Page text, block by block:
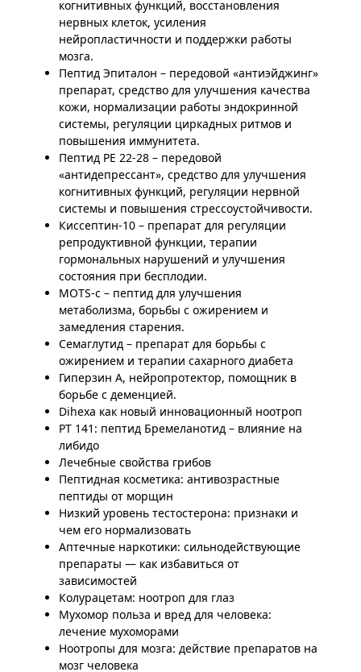
когнитивных функций, восстановления
нервных клеток, усиления
нейропластичности и поддержки работы
мозга.
Пептид Эпиталон – передовой «антиэйджинг»
препарат, средство для улучшения качества
кожи, нормализации работы эндокринной
системы, регуляции циркадных ритмов и
повышения иммунитета.
Пептид PE 22-28 – передовой
«антидепрессант», средство для улучшения
когнитивных функций, регуляции нервной
системы и повышения стрессоустойчивости.
Киссептин-10 – препарат для регуляции
репродуктивной функции, терапии
гормональных нарушений и улучшения
состояния при бесплодии.
MOTS-c – пептид для улучшения
метаболизма, борьбы с ожирением и
замедления старения.
Семаглутид – препарат для борьбы с
ожирением и терапии сахарного диабета
Гиперзин А, нейропротектор, помощник в
борьбе с деменцией.
Dihexa как новый инновационный ноотроп
PT 141: пептид Бремеланотид – влияние на
либидо
Лечебные свойства грибов
Пептидная косметика: антивозрастные
пептиды от морщин
Низкий уровень тестостерона: признаки и
чем его нормализовать
Аптечные наркотики: сильнодействующие
препараты — как избавиться от
зависимостей
Колурацетам: ноотроп для глаз
Мухомор польза и вред для человека:
лечение мухоморами
Ноотропы для мозга: действие препаратов на
мозг человека